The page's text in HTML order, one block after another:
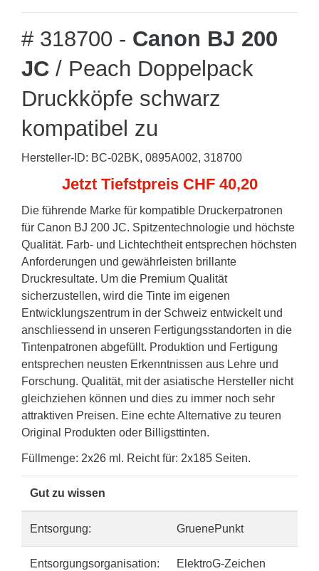
# 318700 - Canon BJ 200
JC / Peach Doppelpack
Druckköpfe schwarz
kompatibel zu
Hersteller-ID: BC-02BK, 0895A002, 318700
Jetzt Tiefstpreis CHF 40,20
Die führende Marke für kompatible Druckerpatronen
für Canon BJ 200 JC. Spitzentechnologie und höchste
Qualität. Farb- und Lichtechtheit entsprechen höchsten
Anforderungen und gewährleisten brillante
Druckresultate. Um die Premium Qualität
sicherzustellen, wird die Tinte im eigenen
Entwicklungszentrum in der Schweiz entwickelt und
anschliessend in unseren Fertigungsstandorten in die
Tintenpatronen abgefüllt. Produktion und Fertigung
entsprechen neusten Erkenntnissen aus Lehre und
Forschung. Qualität, mit der asiatische Hersteller nicht
gleichziehen können und dies zu immer noch sehr
attraktiven Preisen. Eine echte Alternative zu teuren
Original Produkten oder Billigsttinten.
Füllmenge: 2x26 ml. Reicht für: 2x185 Seiten.
Gut zu wissen
Entsorgung: GruenePunkt
Entsorgungsorganisation: ElektroG-Zeichen